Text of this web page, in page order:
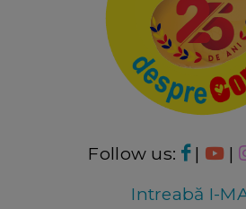
Follow us: | |
Intreabă I-